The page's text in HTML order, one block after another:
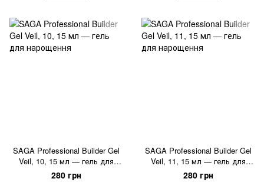
SAGA Professional Builder Gel
Veil, 10, 15 мл — гель для
нарощення
280 грн
SAGA Professional Builder Gel
Veil, 11, 15 мл — гель для
нарощення
280 грн